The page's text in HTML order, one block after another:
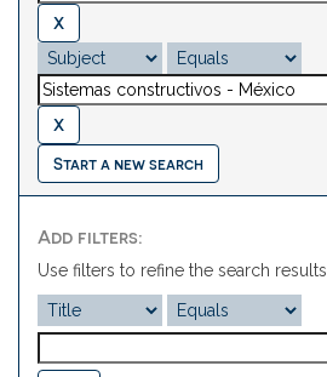
Start a new search
Add filters:
Use filters to refine the search results.